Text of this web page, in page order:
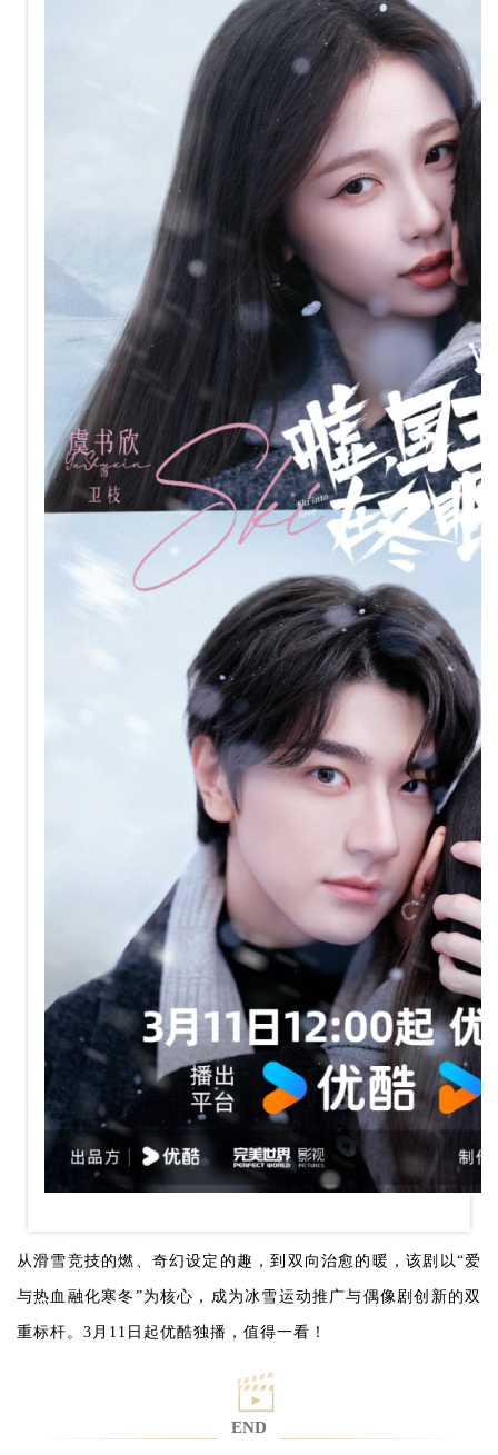
从滑雪竞技的燃、奇幻设定的趣，到双向治愈的暖，该剧以“爱
与热血融化寒冬”为核心，成为冰雪运动推广与偶像剧创新的双
重标杆。3月11日起优酷独播，值得一看！
END